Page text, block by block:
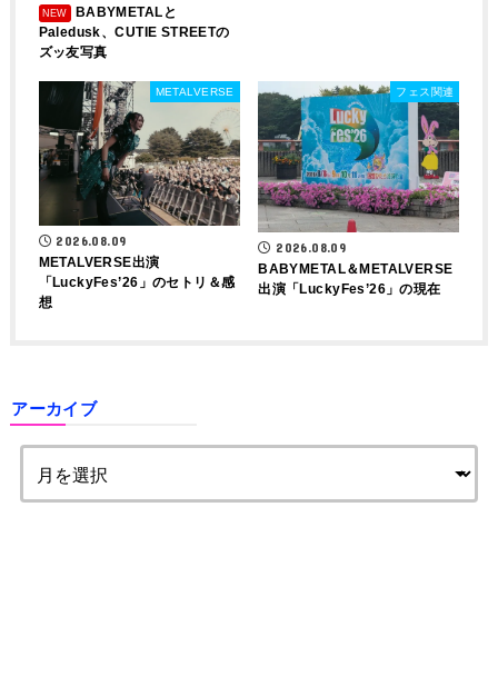
BABYMETALと
Paledusk、CUTIE STREETの
ズッ友写真
METALVERSE
2026.08.09
METALVERSE出演
「LuckyFes’26」のセトリ＆感
想
フェス関連
2026.08.09
BABYMETAL＆METALVERSE
出演「LuckyFes’26」の現在
アーカイブ